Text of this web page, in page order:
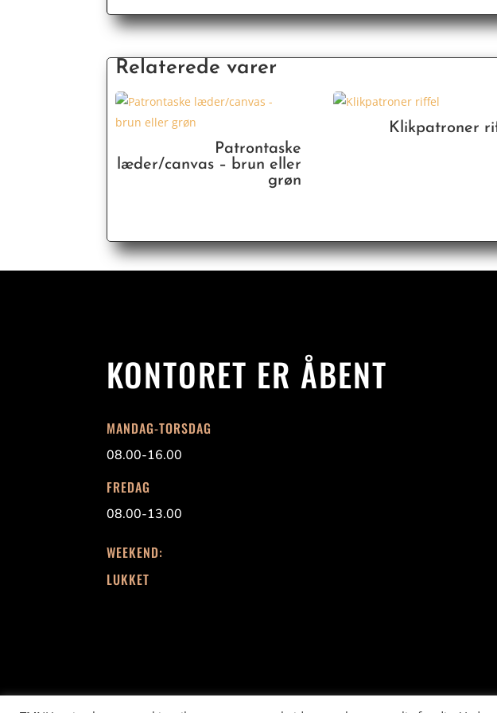
Relaterede varer
Patrontaske
læder/canvas – brun eller
grøn
Klikpatroner
KONTORET ER ÅBENT
MANDAG-TORSDAG
08.00-16.00
FREDAG
08.00-13.00
WEEKEND:
LUKKET